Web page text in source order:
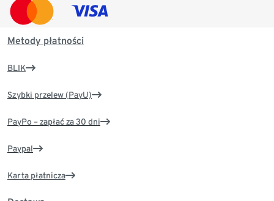
Metody płatności
BLIK
Szybki przelew (PayU)
PayPo – zapłać za 30 dni
Paypal
Karta płatnicza